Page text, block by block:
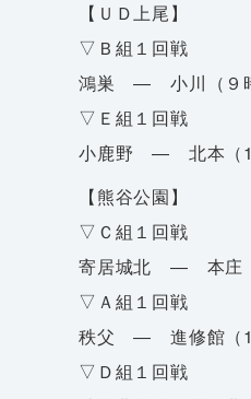
【ＵＤ上尾】
▽Ｂ組１回戦
鴻巣 ― 小川（９
▽Ｅ組１回戦
小鹿野 ― 北本（
【熊谷公園】
▽Ｃ組１回戦
寄居城北 ― 本庄（
▽Ａ組１回戦
秩父 ― 進修館（
▽Ｄ組１回戦